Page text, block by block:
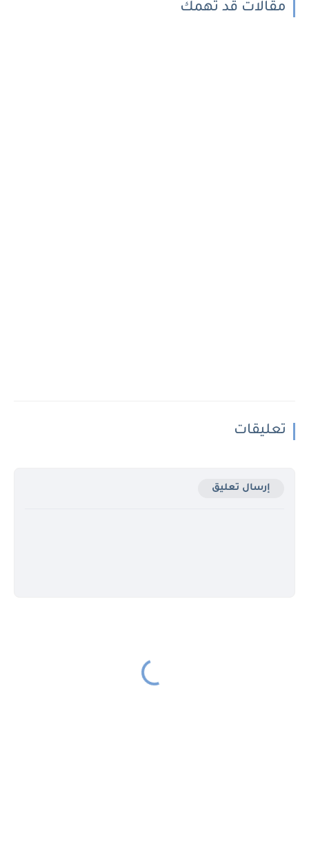
مقالات قد تهمك
تعليقات
إرسال تعليق